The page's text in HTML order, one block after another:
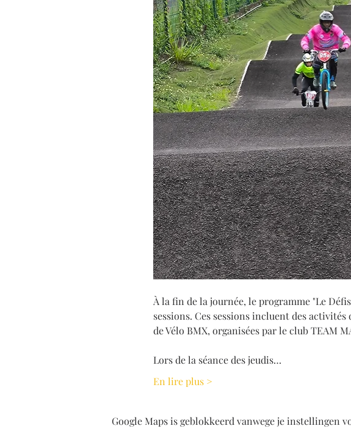
À la fin de la journée, le programme "Le
sessions. Ces sessions incluent des
de Vélo BMX, organisées par le club TEAM
Lors de la séance des jeudis…
En lire plus >
Google Maps is geblokkeerd vanwege je instellingen